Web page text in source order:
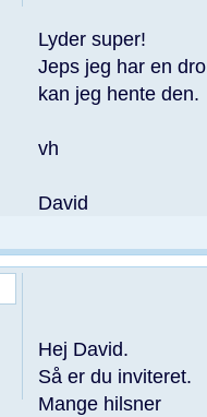
Lyder super!
Jeps jeg har en
kan jeg hente den.
vh
David
Hej David.
Så er du inviteret.
Mange hilsner